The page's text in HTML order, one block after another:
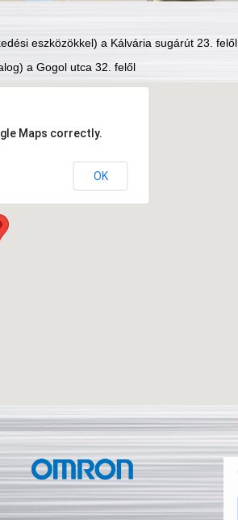
eszközökkel) a Kálvária sugárút 23. felől
a Gogol utca 32. felől
Maps correctly.
OK